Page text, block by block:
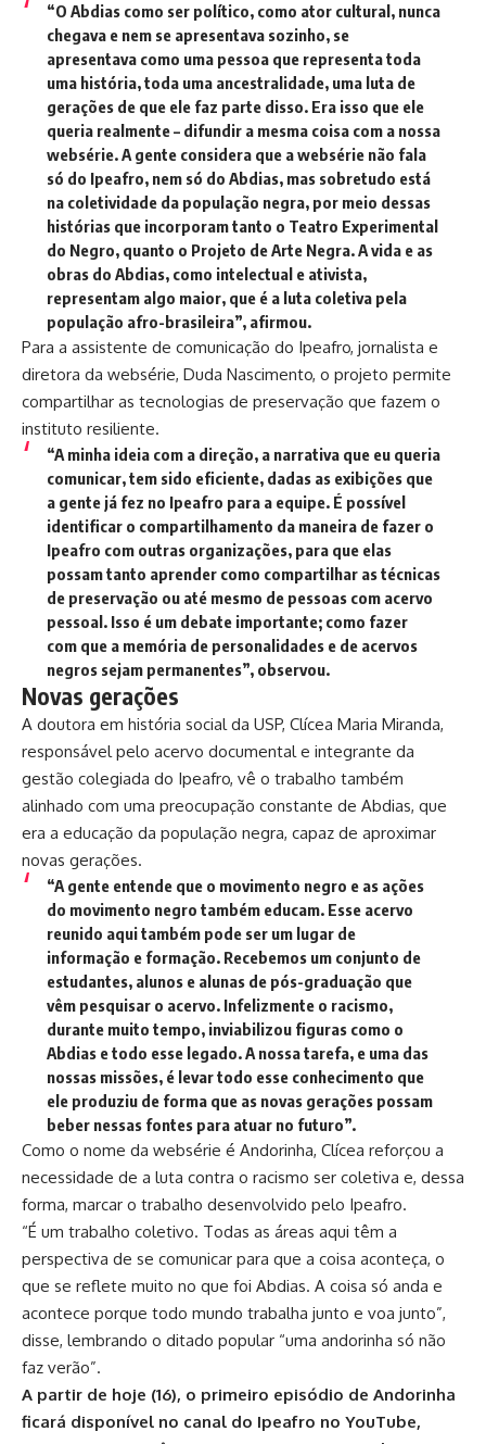
“O Abdias como ser político, como ator cultural, nunca
chegava e nem se apresentava sozinho, se
apresentava como uma pessoa que representa toda
uma história, toda uma ancestralidade, uma luta de
gerações de que ele faz parte disso. Era isso que ele
queria realmente – difundir a mesma coisa com a nossa
websérie. A gente considera que a websérie não fala
só do Ipeafro, nem só do Abdias, mas sobretudo está
na coletividade da população negra, por meio dessas
histórias que incorporam tanto o Teatro Experimental
do Negro, quanto o Projeto de Arte Negra. A vida e as
obras do Abdias, como intelectual e ativista,
representam algo maior, que é a luta coletiva pela
população afro-brasileira”, afirmou.
Para a assistente de comunicação do Ipeafro, jornalista e
diretora da websérie, Duda Nascimento, o projeto permite
compartilhar as tecnologias de preservação que fazem o
instituto resiliente.
“A minha ideia com a direção, a narrativa que eu queria
comunicar, tem sido eficiente, dadas as exibições que
a gente já fez no Ipeafro para a equipe. É possível
identificar o compartilhamento da maneira de fazer o
Ipeafro com outras organizações, para que elas
possam tanto aprender como compartilhar as técnicas
de preservação ou até mesmo de pessoas com acervo
pessoal. Isso é um debate importante; como fazer
com que a memória de personalidades e de acervos
negros sejam permanentes”, observou.
Novas gerações
A doutora em história social da USP, Clícea Maria Miranda,
responsável pelo acervo documental e integrante da
gestão colegiada do Ipeafro, vê o trabalho também
alinhado com uma preocupação constante de Abdias, que
era a educação da população negra, capaz de aproximar
novas gerações.
“A gente entende que o movimento negro e as ações
do movimento negro também educam. Esse acervo
reunido aqui também pode ser um lugar de
informação e formação. Recebemos um conjunto de
estudantes, alunos e alunas de pós-graduação que
vêm pesquisar o acervo. Infelizmente o racismo,
durante muito tempo, inviabilizou figuras como o
Abdias e todo esse legado. A nossa tarefa, e uma das
nossas missões, é levar todo esse conhecimento que
ele produziu de forma que as novas gerações possam
beber nessas fontes para atuar no futuro”.
Como o nome da websérie é Andorinha, Clícea reforçou a
necessidade de a luta contra o racismo ser coletiva e, dessa
forma, marcar o trabalho desenvolvido pelo Ipeafro.
“É um trabalho coletivo. Todas as áreas aqui têm a
perspectiva de se comunicar para que a coisa aconteça, o
que se reflete muito no que foi Abdias. A coisa só anda e
acontece porque todo mundo trabalha junto e voa junto”,
disse, lembrando o ditado popular “uma andorinha só não
faz verão”.
A partir de hoje (16), o primeiro episódio de Andorinha
ficará disponível no canal do Ipeafro no YouTube,